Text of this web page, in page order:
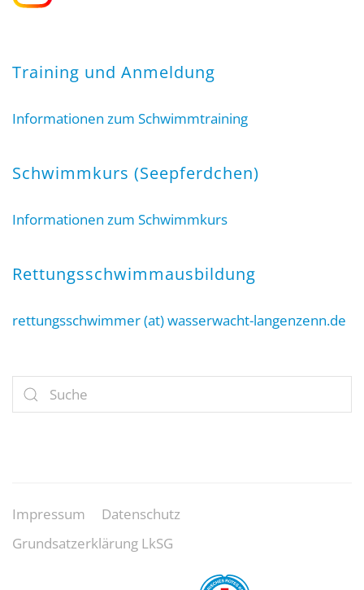
Training und Anmeldung
Informationen zum Schwimmtraining
Schwimmkurs (Seepferdchen)
Informationen zum Schwimmkurs
Rettungsschwimmausbildung
rettungsschwimmer (at) wasserwacht-langenzenn.de
Impressum
Datenschutz
Grundsatzerklärung LkSG